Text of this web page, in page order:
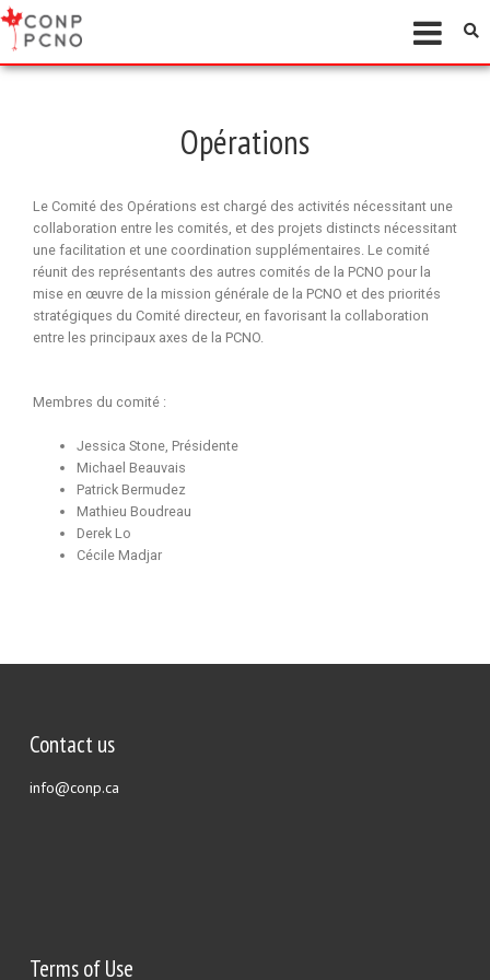
Opérations
Le Comité des Opérations est chargé des activités nécessitant une
collaboration entre les comités, et des projets distincts nécessitant
une facilitation et une coordination supplémentaires. Le comité
réunit des représentants des autres comités de la PCNO pour la
mise en œuvre de la mission générale de la PCNO et des priorités
stratégiques du Comité directeur, en favorisant la collaboration
entre les principaux axes de la PCNO.
Membres du comité :
Jessica Stone, Présidente
Michael Beauvais
Patrick Bermudez
Mathieu Boudreau
Derek Lo
Cécile Madjar
Contact us
info@conp.ca
Terms of Use